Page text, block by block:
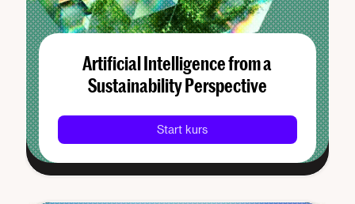
Artificial Intelligence from a
Sustainability Perspective
Start kurs